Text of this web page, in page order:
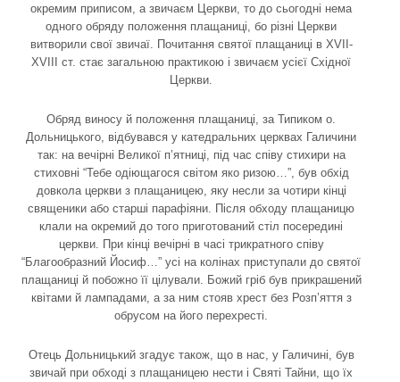
окремим приписом, а звичаєм Церкви, то до сьогодні нема
одного обряду положення плащаниці, бо різні Церкви
витворили свої звичаї. Почитання святої плащаниці в XVII-
XVIII cт. стає загальною практикою і звичаєм усієї Східної
Церкви.
Обряд виносу й положення плащаниці, за Типиком о.
Дольницького, відбувався у катедральних церквах Галичини
так: на вечірні Великої п’ятниці, під час співу стихири на
стиховні “Тебе одіющагося світом яко ризою…”, був обхід
довкола церкви з плащаницею, яку несли за чотири кінці
священики або старші парафіяни. Після обходу плащаницю
клали на окремий до того приготований стіл посередині
церкви. При кінці вечірні в часі трикратного співу
“Благообразний Йосиф…” усі на колінах приступали до святої
плащаниці й побожно її цілували. Божий гріб був прикрашений
квітами й лампадами, а за ним стояв хрест без Розп’яття з
обрусом на його перехресті.
Отець Дольницький згадує також, що в нас, у Галичині, був
звичай при обході з плащаницею нести і Святі Тайни, що їх